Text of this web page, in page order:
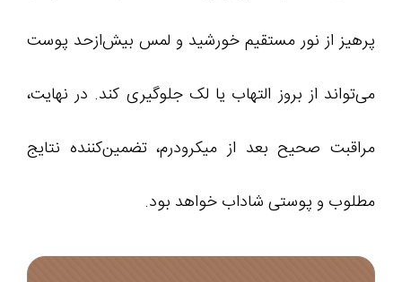
پرهیز از نور مستقیم خورشید و لمس بیش‌ازحد پوست
می‌تواند از بروز التهاب یا لک جلوگیری کند. در نهایت،
مراقبت صحیح بعد از میکرودرم، تضمین‌کننده نتایج
مطلوب و پوستی شاداب‌ خواهد بود.